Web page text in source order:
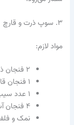
۳. سوپ ذرت و قارچ
مواد لازم:
۲ فنجان ذرت
۱ فنجان قارچ خرد شده
۱ عدد سیب‌زمینی
۴ فنجان آب یا عصاره مرغ
نمک و